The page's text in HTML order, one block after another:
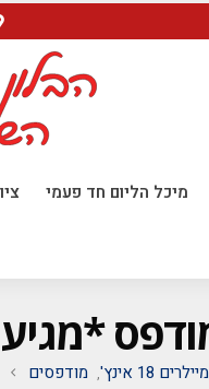
מיכל הליום חד פעמי
מיילרים 18 אינץ' , מודפסים